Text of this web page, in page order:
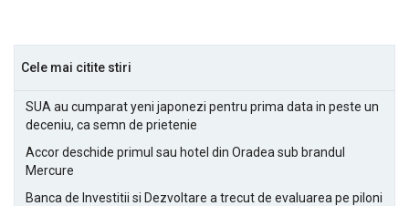
Cele mai citite stiri
SUA au cumparat yeni japonezi pentru prima data in peste un
deceniu, ca semn de prietenie
Accor deschide primul sau hotel din Oradea sub brandul
Mercure
Banca de Investitii si Dezvoltare a trecut de evaluarea pe piloni